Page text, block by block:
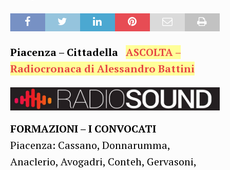
Piacenza – Cittadella ASCOLTA –
Radiocronaca di Alessandro Battini
FORMAZIONI – I CONVOCATI
Piacenza: Cassano, Donnarumma,
Anaclerio, Avogadri, Conteh, Gervasoni,